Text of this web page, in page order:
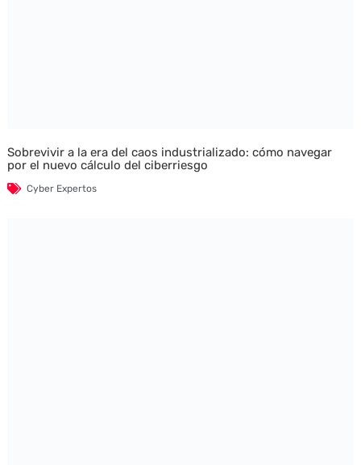
Sobrevivir a la era del caos industrializado: cómo navegar
por el nuevo cálculo del ciberriesgo
Cyber Expertos